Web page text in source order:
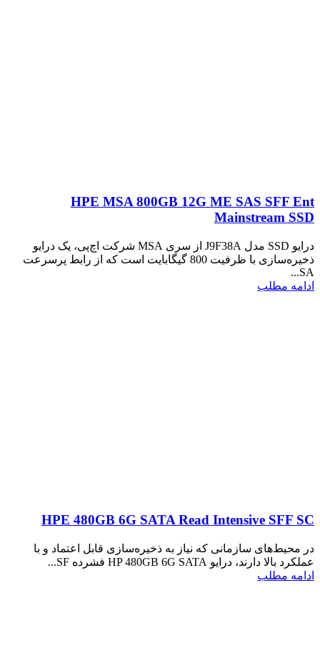
HPE MSA 800GB 12G ME SAS SFF Ent
Mainstream SSD
درایو SSD مدل J9F38A از سری MSA شرکت اچ‌پی، یک درایو
ذخیره‌سازی با ظرفیت 800 گیگابایت است که از رابط پرسرعت
SA...
ادامه مطلب
HPE 480GB 6G SATA Read Intensive SFF SC
در محیط‌های سازمانی که نیاز به ذخیره‌سازی قابل اعتماد و با
عملکرد بالا دارند، درایو HP 480GB 6G SATA فشرده SF...
ادامه مطلب